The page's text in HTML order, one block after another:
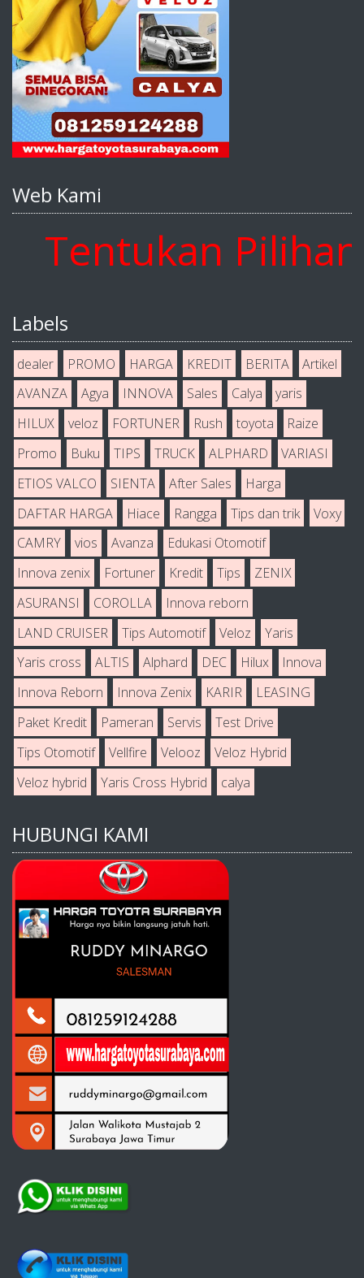
Web Kami
Pilihan
Labels
dealer PROMO HARGA KREDIT BERITA
Artikel
AVANZA
Agya INNOVA Sales Calya
yaris
HILUX
veloz FORTUNER Rush toyota
Raize
Promo
Buku TIPS TRUCK ALPHARD
VARIASI
ETIOS VALCO
SIENTA After Sales
Harga
DAFTAR HARGA
Hiace Rangga Tips dan trik
Voxy
CAMRY
vios Avanza
Edukasi Otomotif
Innova zenix
Fortuner Kredit Tips
ZENIX
ASURANSI
COROLLA
Innova reborn
LAND CRUISER
Tips Automotif Veloz
Yaris
Yaris cross
ALTIS Alphard DEC Hilux
Innova
Innova Reborn
Innova Zenix KARIR
LEASING
Paket Kredit
Pameran Servis
Test Drive
Tips Otomotif
Vellfire Velooz
Veloz Hybrid
Veloz hybrid
Yaris Cross Hybrid calya
HUBUNGI KAMI